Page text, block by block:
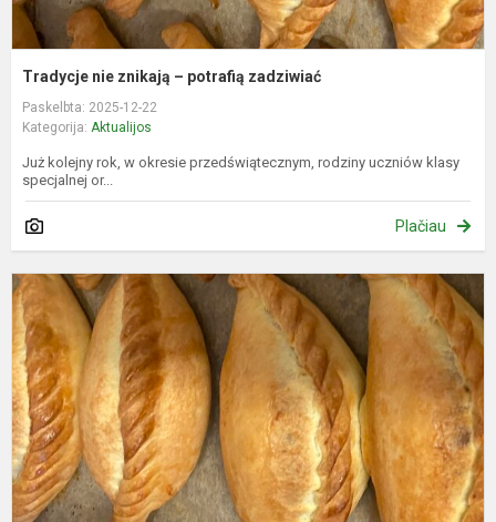
Tradycje nie znikają – potrafią zadziwiać
Paskelbta: 2025-12-22
Kategorija: Aktualijos
Już kolejny rok, w okresie przedświątecznym, rodziny uczniów klasy
specjalnej or...
Plačiau